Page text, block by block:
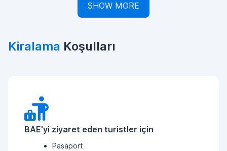
SHOW MORE
Kiralama Koşulları
BAE'yi ziyaret eden turistler için
Pasaport